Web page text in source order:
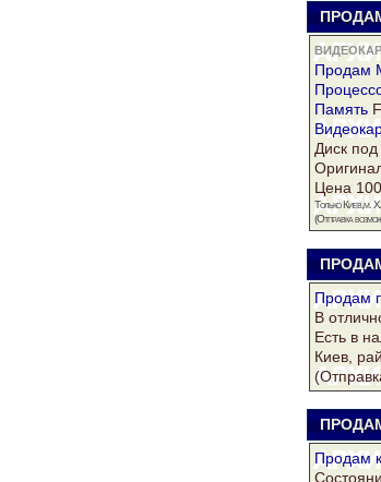
Продам
Память
Диск под
Цена
Только Киев,м.
(Отправка
Продам
В
Есть в
Киев,
Продам